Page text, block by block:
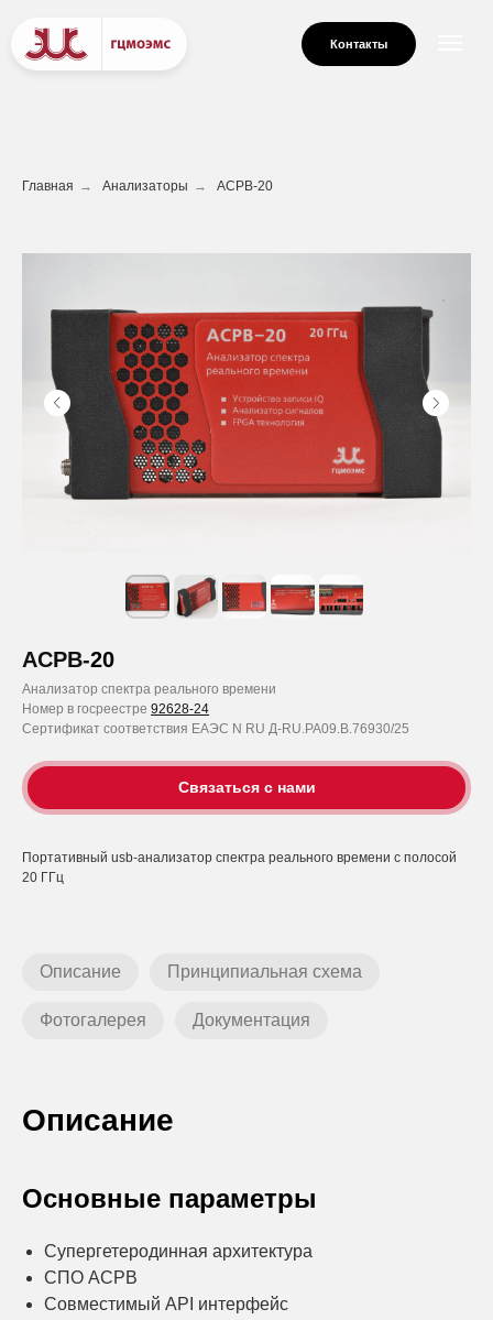
Контакты
Главная → Анализаторы → АСРВ-20
АСРВ-20
Анализатор спектра реального времени
Номер в госреестре 92628-24
Сертификат соответствия ЕАЭС N RU Д-RU.РА09.В.76930/25
Связаться с нами
Портативный usb-анализатор спектра реального времени с полосой
20 ГГц
Описание Принципиальная схема
Фотогалерея Документация
Описание
Основные параметры
Супергетеродинная архитектура
СПО АСРВ
Совместимый API интерфейс